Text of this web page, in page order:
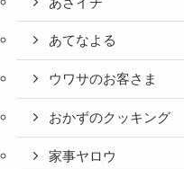
あてなよる
ウワサのお客さま
おかずのクッキング
家事ヤロウ